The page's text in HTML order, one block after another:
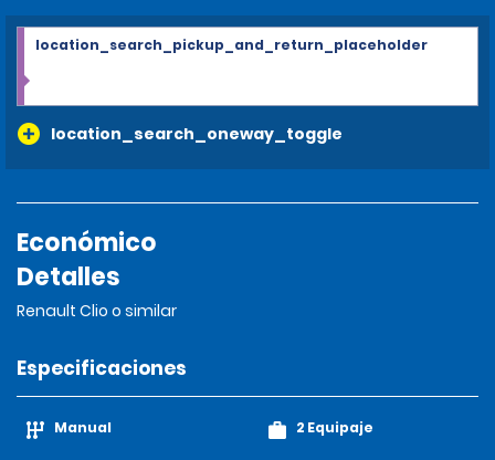
location_search_oneway_toggle
location_search_pickup_and_return_placeholder
Económico
Detalles
Renault Clio o similar
Especificaciones
Manual 2 Equipaje